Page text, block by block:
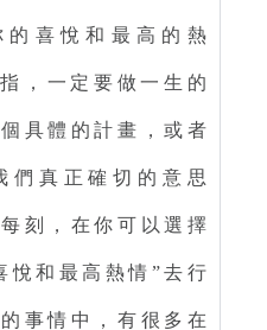
喜悅和最高的熱
，一定要做一生的
具體的計畫，或者
們真正確切的意思
刻，在你可以選擇
悅和最高熱情”去行
事情中，有很多在